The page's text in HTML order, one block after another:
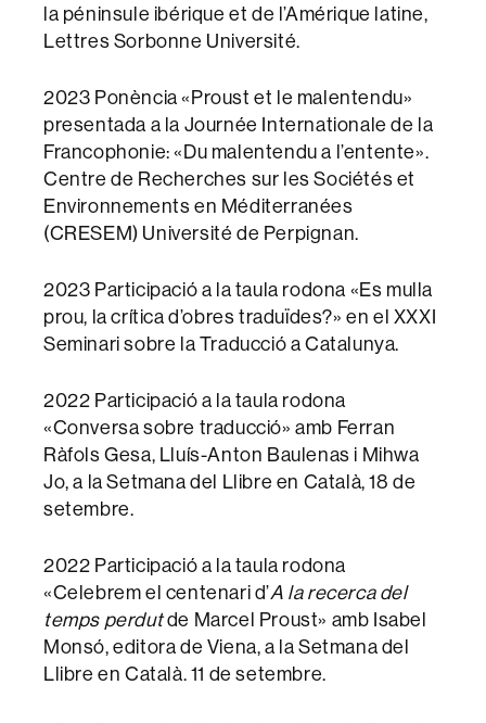
la péninsule ibérique et de l’Amérique latine,
Lettres Sorbonne Université.
2023 Ponència «Proust et le malentendu»
presentada a la Journée Internationale de la
Francophonie: «Du malentendu a l’entente».
Centre de Recherches sur les Sociétés et
Environnements en Méditerranées
(CRESEM) Université de Perpignan.
2023 Participació a la taula rodona «Es mulla
prou, la crítica d’obres traduïdes?» en el XXXI
Seminari sobre la Traducció a Catalunya.
2022 Participació a la taula rodona
«Conversa sobre traducció» amb Ferran
Ràfols Gesa, Lluís-Anton Baulenas i Mihwa
Jo, a la Setmana del Llibre en Català, 18 de
setembre.
2022 Participació a la taula rodona
«Celebrem el centenari d’A la recerca del
temps perdutde Marcel Proust» amb Isabel
Monsó, editora de Viena, a la Setmana del
Llibre en Català. 11 de setembre.